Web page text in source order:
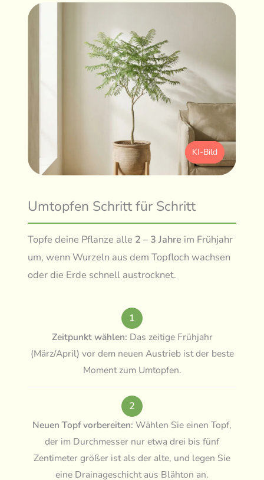
KI-Bild
Umtopfen Schritt für Schritt
Topfe deine Pflanze alle 2 – 3 Jahre im Frühjahr
um, wenn Wurzeln aus dem Topfloch wachsen
oder die Erde schnell austrocknet.
1
Zeitpunkt wählen: Das zeitige Frühjahr
(März/April) vor dem neuen Austrieb ist der beste
Moment zum Umtopfen.
2
Neuen Topf vorbereiten: Wählen Sie einen Topf,
der im Durchmesser nur etwa drei bis fünf
Zentimeter größer ist als der alte, und legen Sie
eine Drainageschicht aus Blähton an.